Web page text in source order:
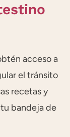
acceso a
el tránsito
recetas y
bandeja de